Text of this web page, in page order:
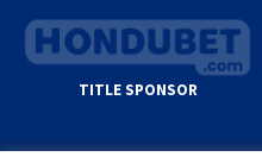
TITLE SPONSOR